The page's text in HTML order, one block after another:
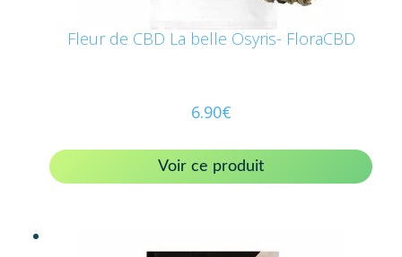
Fleur de CBD La belle Osyris- FloraCBD
6.90€
Voir ce produit